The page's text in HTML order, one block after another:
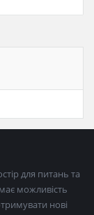
для питань та
можливість
нові